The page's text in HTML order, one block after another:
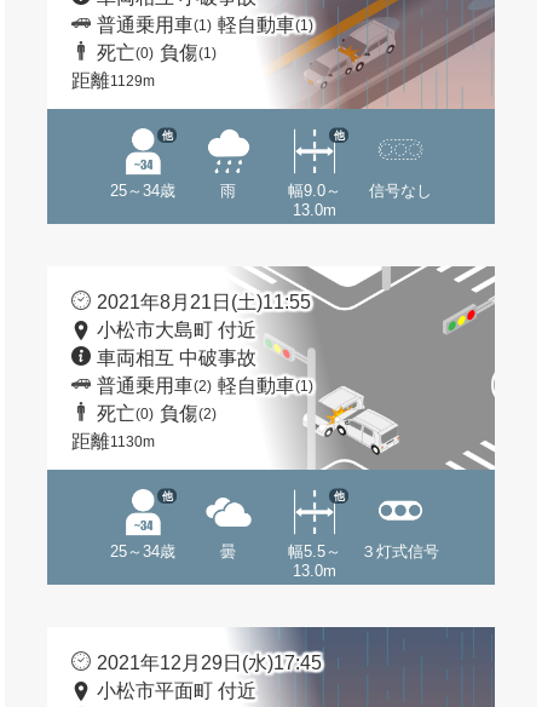
普通乗用車(1) 軽自動車(1)
死亡(0) 負傷(1)
距離1129m
25～34歳
他
雨
幅9.0～
13.0m
他
信号なし
2021年8月21日(土)11:55
小松市大島町 付近
車両相互 中破事故
普通乗用車(2) 軽自動車(1)
死亡(0) 負傷(2)
距離1130m
25～34歳
他
曇
幅5.5～
13.0m
他
３灯式信号
2021年12月29日(水)17:45
小松市平面町 付近